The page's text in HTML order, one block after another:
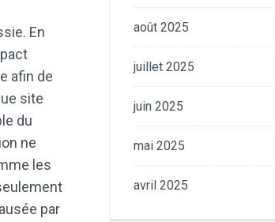
En
afin de
site
du
ne
les
par
août 2025
juillet 2025
juin 2025
mai 2025
avril 2025